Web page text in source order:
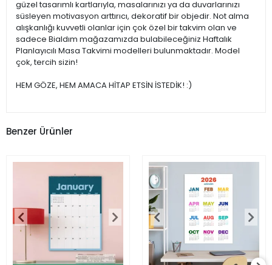
güzel tasarımlı kartlarıyla, masalarınızı ya da duvarlarınızı
süsleyen motivasyon arttırıcı, dekoratif bir objedir. Not alma
alışkanlığı kuvvetli olanlar için çok özel bir takvim olan ve
sadece Bialdım mağazamızda bulabileceğiniz Haftalık
Planlayıcılı Masa Takvimi modelleri bulunmaktadır. Model
çok, tercih sizin!
HEM GÖZE, HEM AMACA HİTAP ETSİN İSTEDİK! :)
Benzer Ürünler